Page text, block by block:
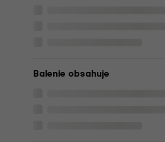
Balenie obsahuje